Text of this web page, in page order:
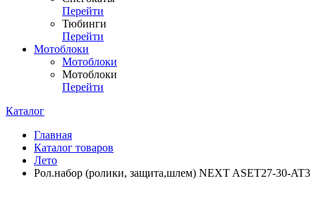
Перейти
Тюбинги
Перейти
Мотоблоки
Мотоблоки
Мотоблоки
Перейти
Каталог
Главная
Каталог товаров
Лето
Рол.набор (ролики, защита,шлем) NEXT ASET27-30-AT3